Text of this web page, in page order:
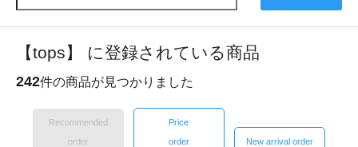
【tops】 に登録されている商品
242件の商品が見つかりました
Recommended
order
Price
order
New arrival order